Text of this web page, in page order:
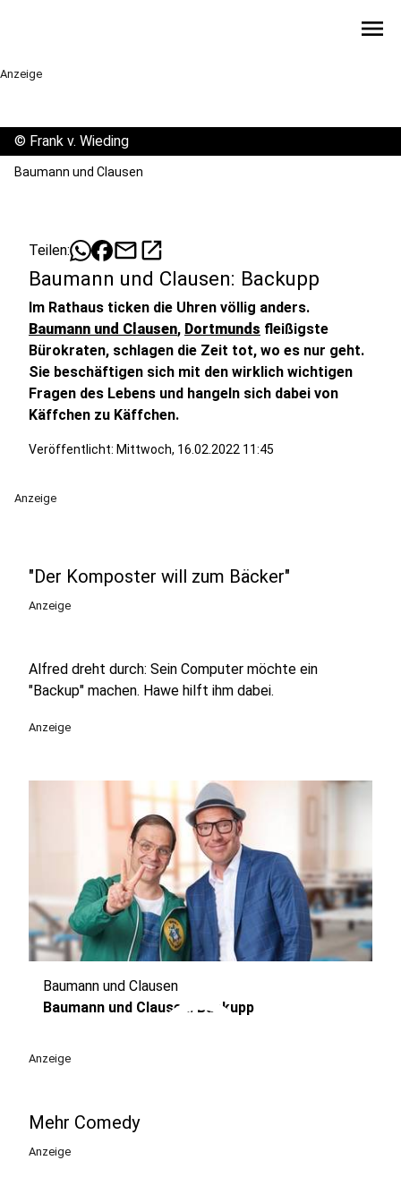
menu
Anzeige
© Frank v. Wieding
Baumann und Clausen
Teilen: mailopen_in_new
Baumann und Clausen: Backupp
Im Rathaus ticken die Uhren völlig anders.
Baumann und Clausen, Dortmunds fleißigste
Bürokraten, schlagen die Zeit tot, wo es nur geht.
Sie beschäftigen sich mit den wirklich wichtigen
Fragen des Lebens und hangeln sich dabei von
Käffchen zu Käffchen.
Veröffentlicht: Mittwoch, 16.02.2022 11:45
Anzeige
"Der Komposter will zum Bäcker"
Anzeige
Alfred dreht durch: Sein Computer möchte ein
"Backup" machen. Hawe hilft ihm dabei.
Anzeige
play_circle
Baumann und Clausen
Baumann und Clausen: Backupp
Anzeige
Mehr Comedy
Anzeige